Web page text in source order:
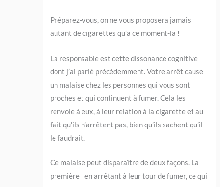
Préparez-vous, on ne vous proposera jamais
autant de cigarettes qu’à ce moment-là !
La responsable est cette dissonance cognitive
dont j’ai parlé précédemment. Votre arrêt cause
un malaise chez les personnes qui vous sont
proches et qui continuent à fumer. Cela les
renvoie à eux, à leur relation à la cigarette et au
fait qu’ils n’arrêtent pas, bien qu’ils sachent qu’il
le faudrait.
Ce malaise peut disparaître de deux façons. La
première : en arrêtant à leur tour de fumer, ce qui